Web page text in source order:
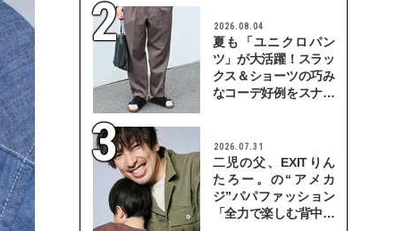
2026.08.04
夏も「ユニクロパン
ツ」が大活躍！スラッ
クス＆ショーツの巧み
なコーデ好例をスナッ
2026.07.31
二児の父、EXITりん
たろー。の“アメカ
ジ”パパファッション
「全力で楽しむ背中を